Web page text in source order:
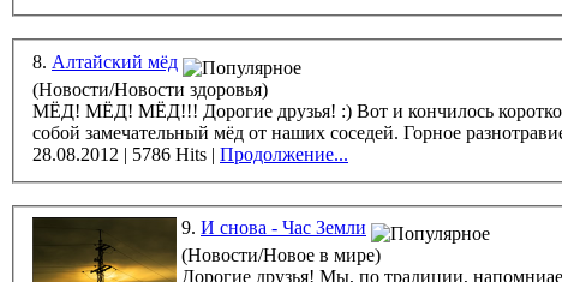
8. Алтайский мёд
(Новости/Новости здоровья)
МЁД! МЁД! МЁД!!! Дорогие друзья! :) Вот и кончилось короткое сибирское лето, мы вернулись из наших Алтайских краёв, но не с пустыми руками. Мы привезли с
собой замечательный мёд от наших соседей. Горное
28.08.2012 | 5786 Hits | Продолжение...
9. И снова - Час Земли
(Новости/Новое в мире)
Дорогие друзья! Мы, по традиции, напомниаем вам о ежегодной акции всемирного фонда охраны дикой природы (WWF) - Часе Земли. В этом, 2012 году, Час Земли